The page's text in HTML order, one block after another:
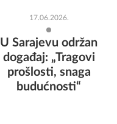
17.06.2026.
U Sarajevu održan
događaj: „Tragovi
prošlosti, snaga
budućnosti“